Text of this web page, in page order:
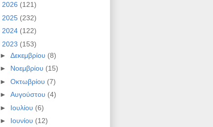
2026 (121)
2025 (232)
2024 (122)
2023 (153)
► Δεκεμβρίου (8)
► Νοεμβρίου (15)
► Οκτωβρίου (7)
► Αυγούστου (4)
► Ιουλίου (6)
► Ιουνίου (12)